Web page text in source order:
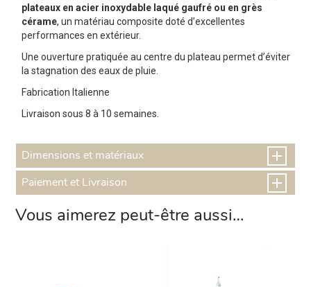
plateaux en acier inoxydable laqué gaufré ou en grès
cérame, un matériau composite doté d’excellentes
performances en extérieur.
Une ouverture pratiquée au centre du plateau permet d’éviter
la stagnation des eaux de pluie.
Fabrication Italienne
Livraison sous 8 à 10 semaines.
Dimensions et matériaux
Paiement et Livraison
Vous aimerez peut-être aussi…